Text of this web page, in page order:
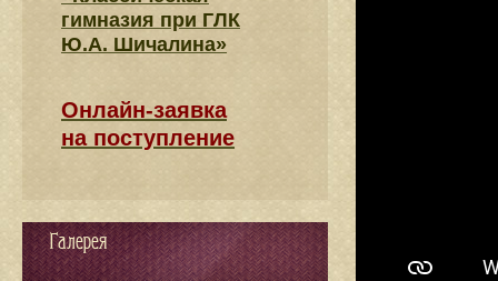
гимназия при ГЛК
Ю.А. Шичалина»
Онлайн-заявка
на поступление
Галерея